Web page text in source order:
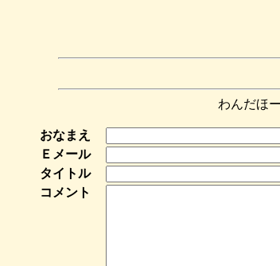
わんだほ
おなまえ
Ｅメール
タイトル
コメント